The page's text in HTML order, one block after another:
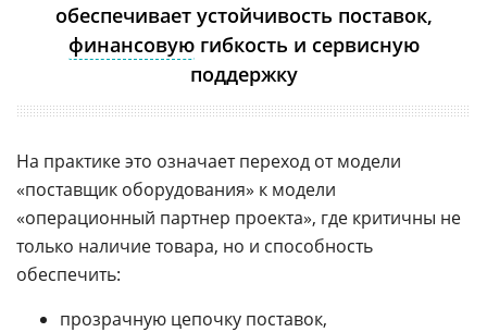
обеспечивает устойчивость поставок,
финансовуюгибкость и сервисную
поддержку
На практике это означает переход от модели
«поставщик оборудования» к модели
«операционный партнер проекта», где критичны не
только наличие товара, но и способность
обеспечить:
прозрачную цепочку поставок,